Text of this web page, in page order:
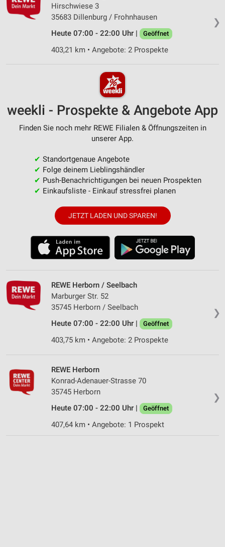
❯
Hirschwiese 3
35683 Dillenburg / Frohnhausen
Heute 07:00 - 22:00 Uhr |
Geöffnet
403,21 km • Angebote: 2 Prospekte
weekli - Prospekte & Angebote App
Finden Sie noch mehr REWE Filialen & Öffnungszeiten in
unserer App.
✔ Standortgenaue Angebote
✔ Folge deinem Lieblingshändler
✔ Push-Benachrichtigungen bei neuen Prospekten
✔ Einkaufsliste - Einkauf stressfrei planen
JETZT LADEN UND SPAREN!
❯
REWE Herborn / Seelbach
Marburger Str. 52
35745 Herborn / Seelbach
Heute 07:00 - 22:00 Uhr |
Geöffnet
403,75 km • Angebote: 2 Prospekte
❯
REWE Herborn
Konrad-Adenauer-Strasse 70
35745 Herborn
Heute 07:00 - 22:00 Uhr |
Geöffnet
407,64 km • Angebote: 1 Prospekt